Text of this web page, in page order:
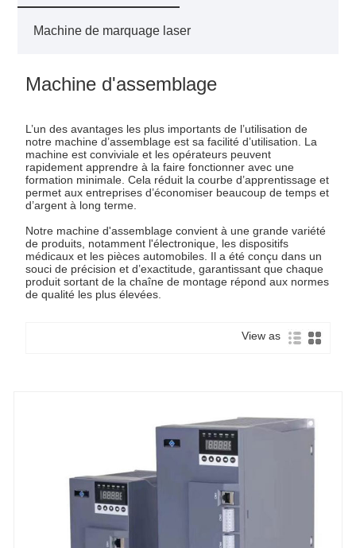
Machine de marquage laser
Machine d'assemblage
L’un des avantages les plus importants de l’utilisation de
notre machine d’assemblage est sa facilité d’utilisation. La
machine est conviviale et les opérateurs peuvent
rapidement apprendre à la faire fonctionner avec une
formation minimale. Cela réduit la courbe d’apprentissage et
permet aux entreprises d’économiser beaucoup de temps et
d’argent à long terme.
Notre machine d'assemblage convient à une grande variété
de produits, notamment l'électronique, les dispositifs
médicaux et les pièces automobiles. Il a été conçu dans un
souci de précision et d’exactitude, garantissant que chaque
produit sortant de la chaîne de montage répond aux normes
de qualité les plus élevées.
View as